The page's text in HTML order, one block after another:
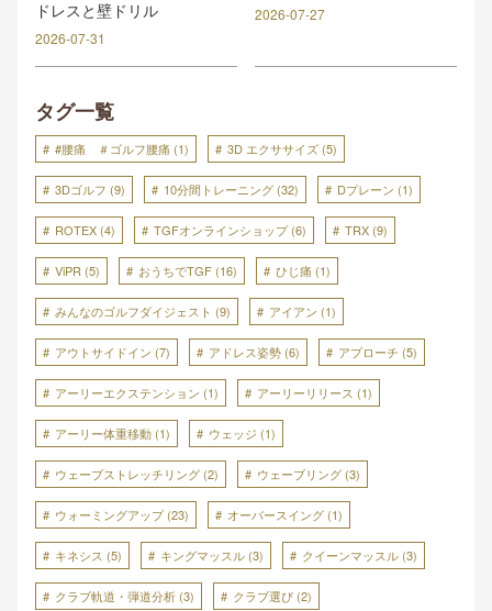
ドレスと壁ドリル
2026-07-31
2026-07-27
タグ一覧
#腰痛 ＃ゴルフ腰痛 (1) 3D エクササイズ (5)
3Dゴルフ (9) 10分間トレーニング (32) Dプレーン (1)
ROTEX (4) TGFオンラインショップ(6) TRX (9)
ViPR (5) おうちでTGF (16) ひじ痛 (1)
みんなのゴルフダイジェスト (9) アイアン (1)
アウトサイドイン (7) アドレス姿勢 (6) アプローチ (5)
アーリーエクステンション (1) アーリーリリース (1)
アーリー体重移動 (1) ウェッジ (1)
ウェーブストレッチリング (2) ウェーブリング (3)
ウォーミングアップ(23) オーバースイング (1)
キネシス (5) キングマッスル (3) クイーンマッスル (3)
クラブ軌道・弾道分析 (3) クラブ選び (2)